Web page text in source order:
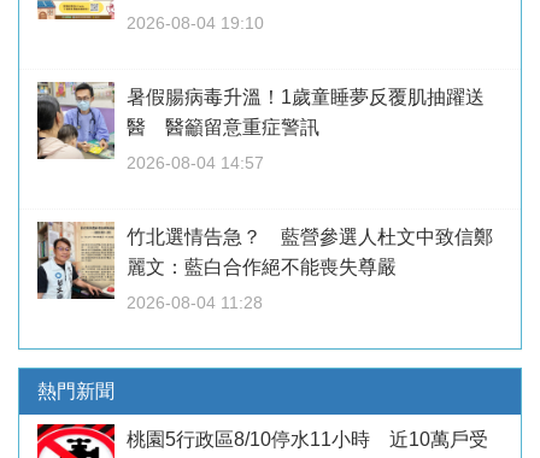
2026-08-04 19:10
暑假腸病毒升溫！1歲童睡夢反覆肌抽躍送
醫 醫籲留意重症警訊
2026-08-04 14:57
竹北選情告急？ 藍營參選人杜文中致信鄭
麗文：藍白合作絕不能喪失尊嚴
2026-08-04 11:28
熱門新聞
桃園5行政區8/10停水11小時 近10萬戶受